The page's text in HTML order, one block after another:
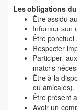
Les obligations
Être assidu
Informer son
Être ponctuel
Respecter
Participer
matchs
Être à la
ou amicales).
Être présent
Avoir un